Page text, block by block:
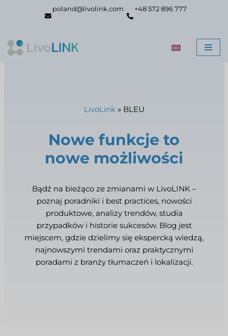
poland@livolink.com +48 572 896 777
LivoLink» BLEU
Nowe funkcje to
nowe możliwości
Bądź na bieżąco ze zmianami w LivoLINK –
poznaj poradniki i best practices, nowości
produktowe, analizy trendów, studia
przypadków i historie sukcesów. Blog jest
miejscem, gdzie dzielimy się ekspercką wiedzą,
najnowszymi trendami oraz praktycznymi
poradami z branży tłumaczeń i lokalizacji.